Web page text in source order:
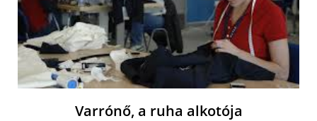
Varrónő, a ruha alkotója